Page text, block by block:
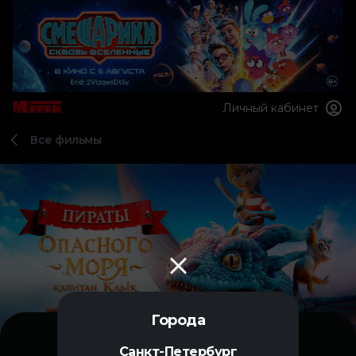
Города
Санкт-Петербург
Личный кабинет
Все фильмы